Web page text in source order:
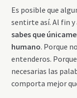
Es posible que
sentirte así. Al fin y
sabes que
humano. Porque
entenderos.
necesarias las
comporta mejor